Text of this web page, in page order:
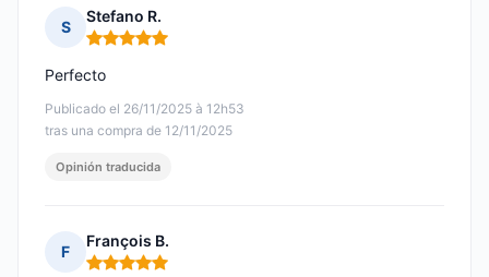
S
Stefano R.
Nota: 5 de 5
Publicado el 26/11/2025 à 12h53
tras una compra de 12/11/2025
Perfecto
Opinión traducida
F
François B.
Nota: 5 de 5